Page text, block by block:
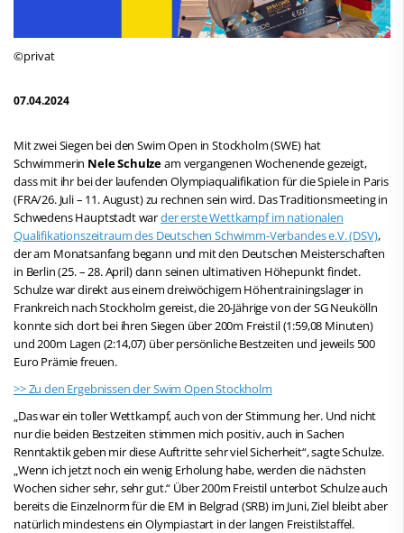
©privat
07.04.2024
Mit zwei Siegen bei den Swim Open in Stockholm (SWE) hat
Schwimmerin Nele Schulzeam vergangenen Wochenende gezeigt,
dass mit ihr bei der laufenden Olympiaqualifikation für die Spiele in Paris
(FRA/26. Juli – 11. August) zu rechnen sein wird. Das Traditionsmeeting in
Schwedens Hauptstadt warder erste Wettkampf im nationalen
Qualifikationszeitraum des Deutschen Schwimm-Verbandes e.V. (DSV),
der am Monatsanfang begann und mit den Deutschen Meisterschaften
in Berlin (25. – 28. April) dann seinen ultimativen Höhepunkt findet.
Schulze war direkt aus einem dreiwöchigem Höhentrainingslager in
Frankreich nach Stockholm gereist, die 20-Jährige von der SG Neukölln
konnte sich dort bei ihren Siegen über 200m Freistil (1:59,08 Minuten)
und 200m Lagen (2:14,07) über persönliche Bestzeiten und jeweils 500
Euro Prämie freuen.
>> Zu den Ergebnissen der Swim Open Stockholm
„Das war ein toller Wettkampf, auch von der Stimmung her. Und nicht
nur die beiden Bestzeiten stimmen mich positiv, auch in Sachen
Renntaktik geben mir diese Auftritte sehr viel Sicherheit“, sagte Schulze.
„Wenn ich jetzt noch ein wenig Erholung habe, werden die nächsten
Wochen sicher sehr, sehr gut.“ Über 200m Freistil unterbot Schulze auch
bereits die Einzelnorm für die EM in Belgrad (SRB) im Juni, Ziel bleibt aber
natürlich mindestens ein Olympiastart in der langen Freistilstaffel.